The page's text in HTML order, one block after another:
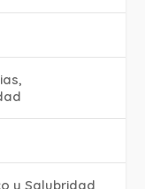
y Salubridad